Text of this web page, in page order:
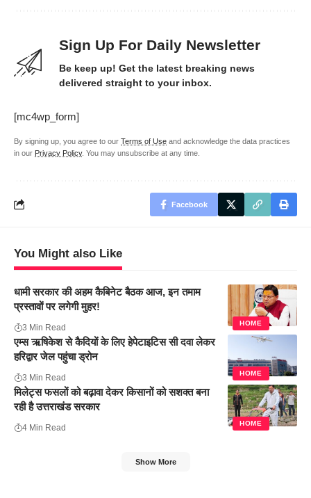
Sign Up For Daily Newsletter
Be keep up! Get the latest breaking news
delivered straight to your inbox.
[mc4wp_form]
By signing up, you agree to our Terms of Use and acknowledge the data practices
in our Privacy Policy. You may unsubscribe at any time.
Facebook
You Might also Like
HOME
धामी सरकार की अहम कैबिनेट बैठक आज, इन तमाम
प्रस्तावों पर लगेगी मुहर!
3 Min Read
HOME
एम्स ऋषिकेश से कैदियों के लिए हेपेटाइटिस सी दवा लेकर
हरिद्वार जेल पहुंचा ड्रोन
3 Min Read
HOME
मिलेट्स फसलों को बढ़ावा देकर किसानों को सशक्त बना
रही है उत्तराखंड सरकार
4 Min Read
Show More